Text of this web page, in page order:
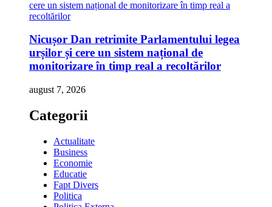
Nicușor Dan retrimite Parlamentului legea
urșilor și cere un sistem național de
monitorizare în timp real a recoltărilor
august 7, 2026
Categorii
Actualitate
Business
Economie
Educatie
Fapt Divers
Politica